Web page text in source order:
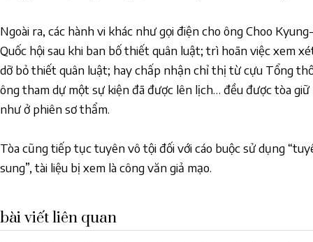
Ngoài ra, các hành vi khác như gọi điện cho ông Choo
Quốc hội sau khi ban bố thiết quân luật; trì hoãn việc xem
dỡ bỏ thiết quân luật; hay chấp nhận chỉ thị từ cựu Tổng
ông tham dự một sự kiện đã được lên lịch… đều được tòa
như ở phiên sơ thẩm.
Tòa cũng tiếp tục tuyên vô tội đối với cáo buộc sử dụng
sung”, tài liệu bị xem là công văn giả mạo.
bài viết liên quan